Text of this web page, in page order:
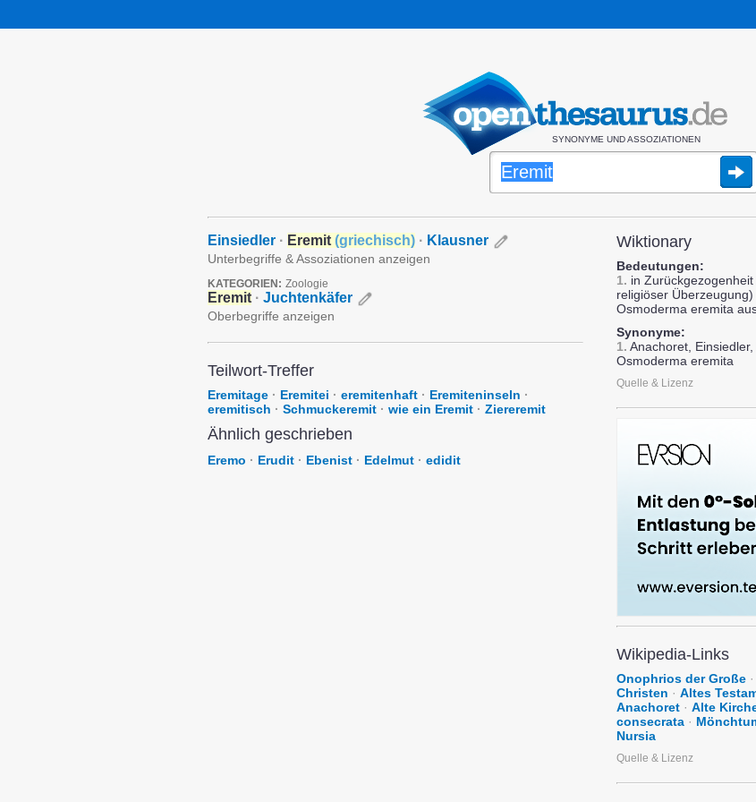
SYNONYME UND ASSOZIATIONEN
Einsiedler · Eremit (griechisch) · Klausner
Unterbegriffe & Assoziationen anzeigen
KATEGORIEN: Zoologie
Eremit · Juchtenkäfer
Oberbegriffe anzeigen
Teilwort-Treffer
Eremitage · Eremitei · eremitenhaft · Eremiteninseln ·
eremitisch · Schmuckeremit · wie ein Eremit · Ziereremit
Ähnlich geschrieben
Eremo · Erudit · Ebenist · Edelmut · edidit
Wiktionary
Bedeutungen:
1. in
religiöser Überzeugung)
Osmoderma eremita
Synonyme:
1. Anachoret,
Osmoderma eremita
Quelle & Lizenz
Wikipedia-Links
Onophrios der Große ·
Christen · Altes
Anachoret · Alte
consecrata ·
Nursia
Quelle & Lizenz